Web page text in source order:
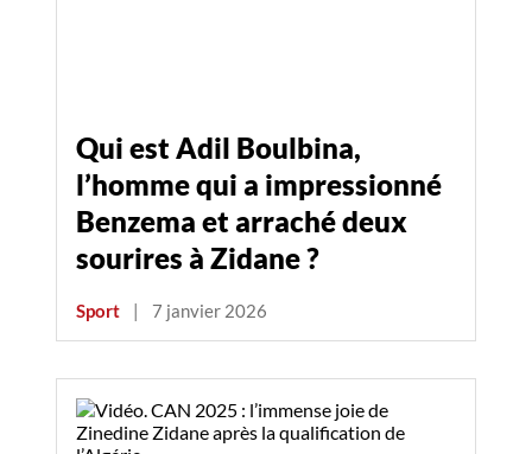
Qui est Adil Boulbina,
l’homme qui a impressionné
Benzema et arraché deux
sourires à Zidane ?
Sport | 7 janvier 2026